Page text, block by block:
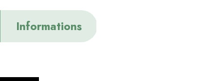
Informations